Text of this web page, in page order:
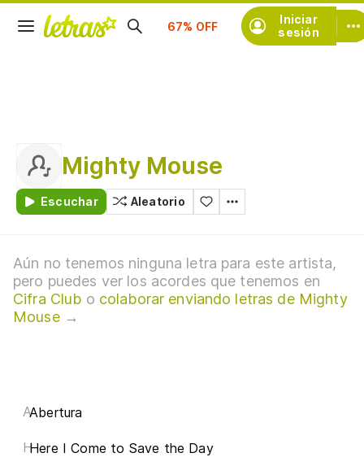
Iniciar
sesión
Suscríbete
Mighty Mouse
Escuchar Aleatorio
Aún no tenemos ninguna letra para este artista,
pero puedes ver los acordes que tenemos en
Cifra Club o colaborar enviando letras de Mighty
Mouse →
AAbertura
HHere I Come to Save the Day